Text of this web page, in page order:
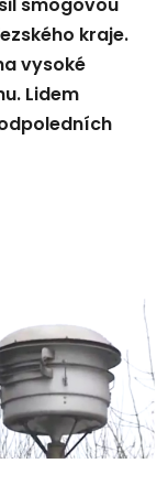
smogovou
kraje.
vysoké
Lidem